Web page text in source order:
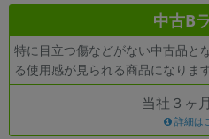
中古B
特に目立つ傷などがない中古品と
る使用感が見られる商品になります
当社３ヶ
詳細は
CPU
CPUの絞り込み